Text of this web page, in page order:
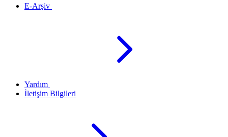
E-Arşiv
Yardım
İletişim Bilgileri